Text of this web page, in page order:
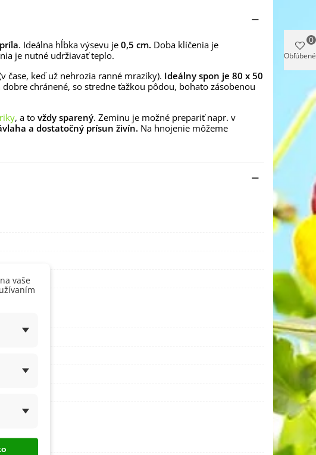
. Ideálna hĺbka výsevu je 0,5 cm. Doba klíčenia je
je nutné udržiavať teplo.
čase, keď už nehrozia ranné mrazíky). Ideálny spon je 80 x 50
dobre chránené, so stredne ťažkou pôdou, bohato zásobenou
, a to vždy sparený. Zeminu je možné prepariť napr. v
a dostatočný prísun živín. Na hnojenie môžeme
Obľúbené
0
vaše